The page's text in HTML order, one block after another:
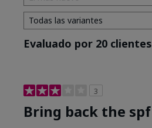
Evaluado por 20 clientes
3
Bring back the spf